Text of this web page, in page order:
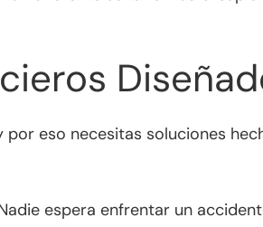
por eso necesitas soluciones
espera enfrentar un